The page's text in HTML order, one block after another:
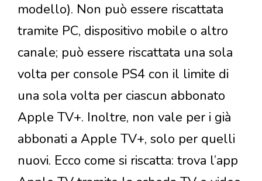
modello). Non può essere riscattata
tramite PC, dispositivo mobile o altro
canale; può essere riscattata una sola
volta per console PS4 con il limite di
una sola volta per ciascun abbonato
Apple TV+. Inoltre, non vale per i già
abbonati a Apple TV+, solo per quelli
nuovi. Ecco come si riscatta: trova l’app